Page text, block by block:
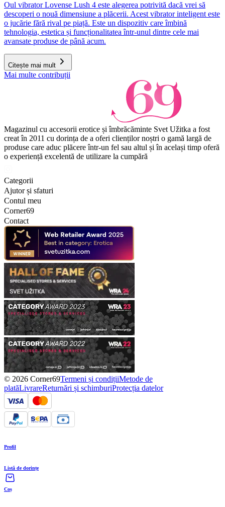
Oul vibrator Lovense Lush 4 este alegerea potrivită dacă vrei să
descoperi o nouă dimensiune a plăcerii. Acest vibrator inteligent este
o jucărie fără rival pe piață. Este un dispozitiv care îmbină
tehnologia, estetica și funcționalitatea într-unul dintre cele mai
avansate produse de până acum.
Citește mai mult
Mai multe contribuții
Magazinul cu accesorii erotice și îmbrăcăminte Svet Užitka a fost
creat în 2011 cu dorința de a oferi clienților noștri o gamă largă de
produse care aduc plăcere într-un fel sau altul și în același timp oferă
o experiență excelentă de utilizare la cumpără
Categorii
Ajutor și sfaturi
Contul meu
Corner69
Contact
© 2026 Corner69Termeni și condițiiMetode de
platăLivrareReturnări și schimburiProtecția datelor
Profil
Listă de dorințe
Coș